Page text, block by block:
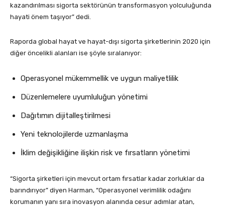
kazandırılması sigorta sektörünün transformasyon yolculuğunda
hayati önem taşıyor” dedi.
Raporda global hayat ve hayat-dışı sigorta şirketlerinin 2020 için
diğer öncelikli alanları ise şöyle sıralanıyor:
Operasyonel mükemmellik ve uygun maliyetlilik
Düzenlemelere uyumluluğun yönetimi
Dağıtımın dijitalleştirilmesi
Yeni teknolojilerde uzmanlaşma
İklim değişikliğine ilişkin risk ve fırsatların yönetimi
“Sigorta şirketleri için mevcut ortam fırsatlar kadar zorluklar da
barındırıyor” diyen Harman, “Operasyonel verimlilik odağını
korumanın yanı sıra inovasyon alanında cesur adımlar atan,